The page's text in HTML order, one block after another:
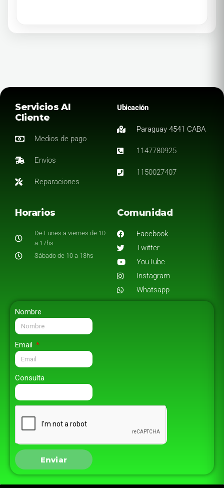
Servicios Al
Cliente
Medios de pago
Envios
Reparaciones
Ubicación
Paraguay 4541 CABA
1147780925
1150027407
Horarios
De Lunes a viernes de 10
a 17hs
Sábado de 10 a 13hs
Comunidad
Facebook
Twitter
YouTube
Instagram
Whatsapp
Nombre
Email
Consulta
Enviar